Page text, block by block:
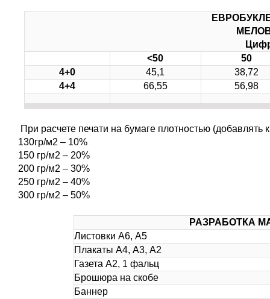
<50
50
4+0
45,1
38,72
4+4
66,55 56,98
При расчете печати на бумаге плотностью
130гр/м2 – 10%
150 гр/м2 – 20%
200 гр/м2 – 30%
250 гр/м2 – 40%
300 гр/м2 – 50%
РАЗРАБОТКА
Листовки А6, А5
Плакаты А4, А3, А2
Газета А2, 1 фальц
Брошюра на скобе
Баннер